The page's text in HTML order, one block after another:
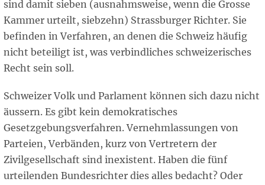
sind damit sieben (ausnahmsweise, wenn die Grosse
Kammer urteilt, siebzehn) Strassburger Richter. Sie
befinden in Verfahren, an denen die Schweiz häufig
nicht beteiligt ist, was verbindliches schweizerisches
Recht sein soll.
Schweizer Volk und Parlament können sich dazu nicht
äussern. Es gibt kein demokratisches
Gesetzgebungsverfahren. Vernehmlassungen von
Parteien, Verbänden, kurz von Vertretern der
Zivilgesellschaft sind inexistent. Haben die fünf
urteilenden Bundesrichter dies alles bedacht? Oder